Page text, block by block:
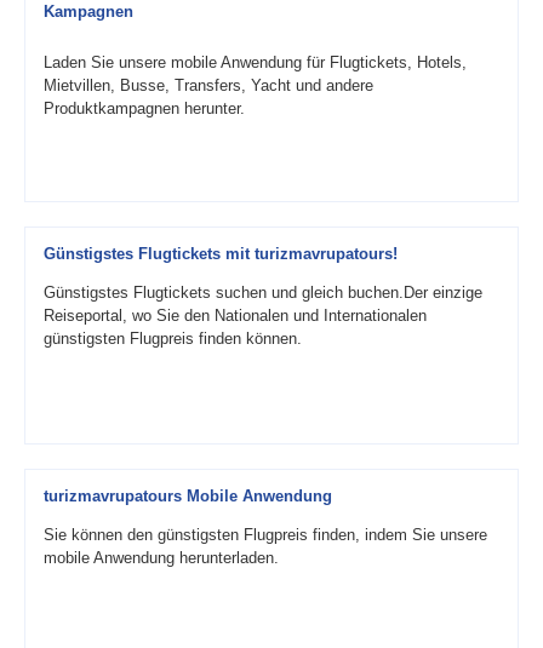
Kampagnen
Laden Sie unsere mobile Anwendung für Flugtickets, Hotels,
Mietvillen, Busse, Transfers, Yacht und andere
Produktkampagnen herunter.
Günstigstes Flugtickets mit turizmavrupatours!
Günstigstes Flugtickets suchen und gleich buchen.Der einzige
Reiseportal, wo Sie den Nationalen und Internationalen
günstigsten Flugpreis finden können.
turizmavrupatours Mobile Anwendung
Sie können den günstigsten Flugpreis finden, indem Sie unsere
mobile Anwendung herunterladen.